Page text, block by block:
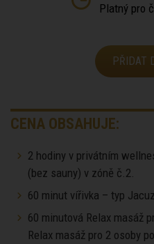
Platný pro
PŘIDAT
CENA OBSAHUJE:
2 hodiny v privátním
(bez sauny) v zóně č.2.
60 minut vířivka – typ
60 minutová Relax masáž
Relax masáž pro 2 osoby